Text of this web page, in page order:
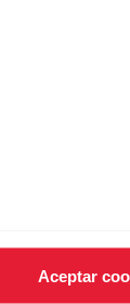
Aceptar